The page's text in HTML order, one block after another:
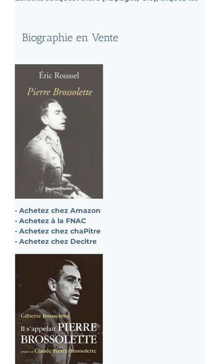
Biographie en Vente
- Achetez chez Amazon
- Achetez à la FNAC
- Achetez chez chaPitre
- Achetez chez Decitre